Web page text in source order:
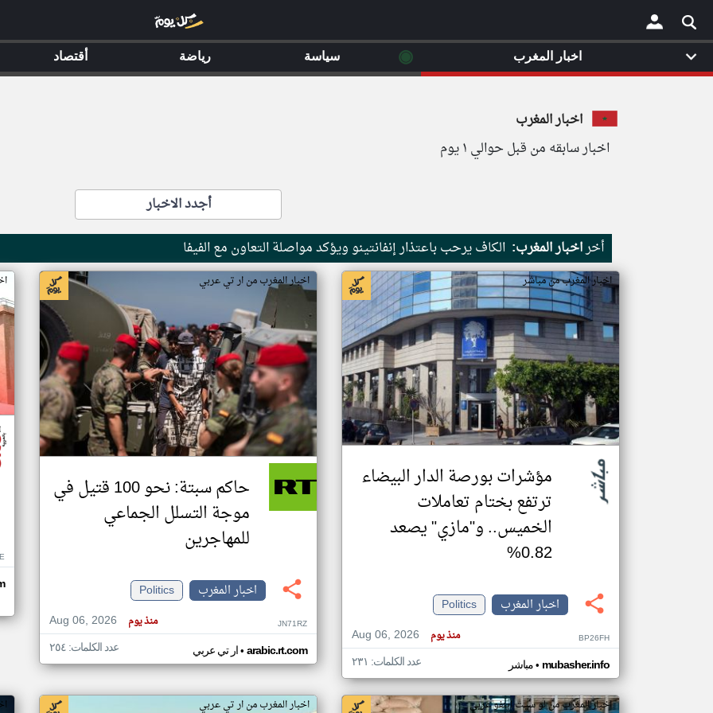
×
اخبار المغرب
اخبار سابقه من قبل حوالي ١ يوم
أجدد الاخبار
أخراخبار المغرب: الكاف يرحب باعتذار إنفانتينو ويؤكد مواصلة التعاون مع الفيفا
اخبار المغرب من مباشر
مؤشرات بورصة الدار البيضاء
ترتفع بختام تعاملات
الخميس.. و"مازي" يصعد
0.82%
اخبار المغرب
Politics
Aug 06, 2026
منذ يوم BP26FH
مباشر• mubasher.info عدد الكلمات: ٢٣١
اخبار المغرب من ار تي عربي
حاكم سبتة: نحو 100 قتيل في
موجة التسلل الجماعي
للمهاجرين
اخبار المغرب
Politics
Aug 06, 2026
منذ يوم JN71RZ
ار تي عربي• arabic.rt.com عدد الكلمات: ٢٥٤
اخبار المغرب من لو سيت اينفو عربي اخبار المغرب من ار تي عربي
اخبار المغرب ◉ سياسة رياضة أقتصاد